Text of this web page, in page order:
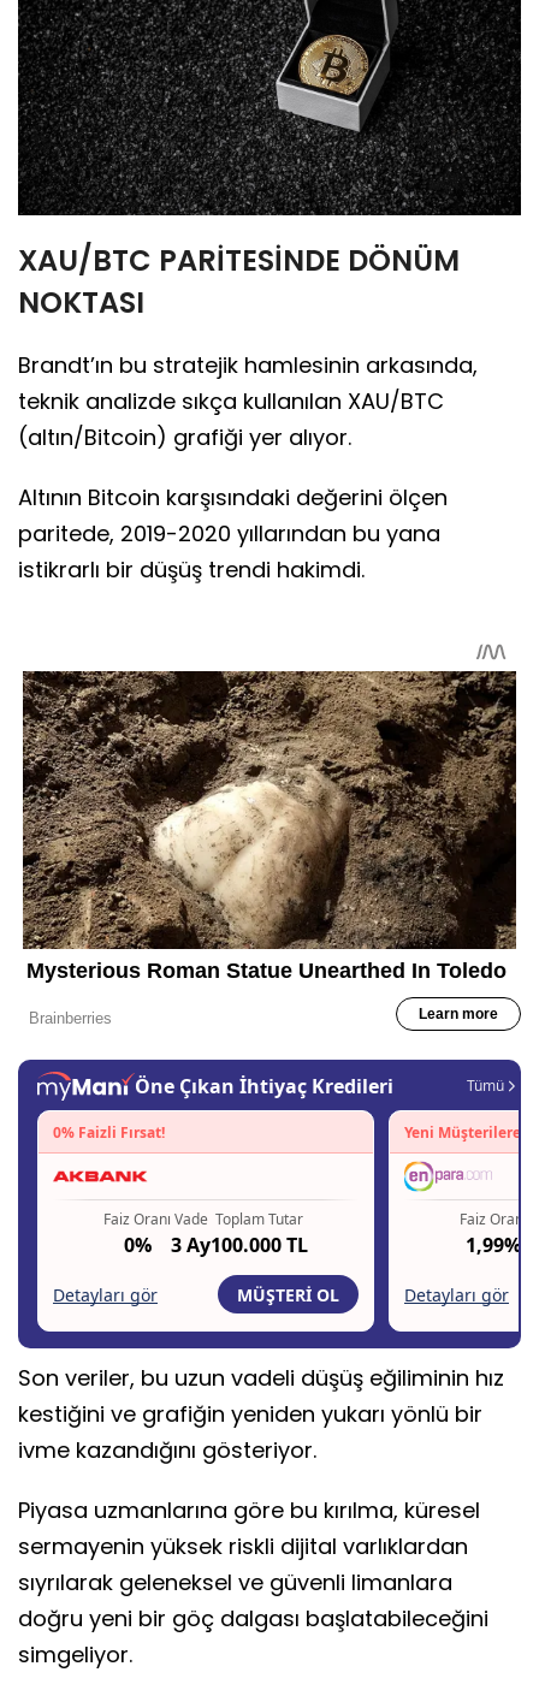
XAU/BTC PARİTESİNDE DÖNÜM
NOKTASI
Brandt’ın bu stratejik hamlesinin arkasında,
teknik analizde sıkça kullanılan XAU/BTC
(altın/Bitcoin) grafiği yer alıyor.
Altının Bitcoin karşısındaki değerini ölçen
paritede, 2019-2020 yıllarından bu yana
istikrarlı bir düşüş trendi hakimdi.
Son veriler, bu uzun vadeli düşüş eğiliminin hız
kestiğini ve grafiğin yeniden yukarı yönlü bir
ivme kazandığını gösteriyor.
Piyasa uzmanlarına göre bu kırılma, küresel
sermayenin yüksek riskli dijital varlıklardan
sıyrılarak geleneksel ve güvenli limanlara
doğru yeni bir göç dalgası başlatabileceğini
simgeliyor.